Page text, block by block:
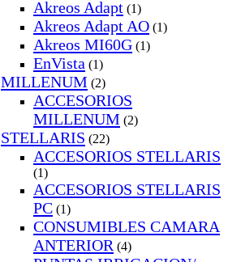
Akreos Adapt (1)
Akreos Adapt AO (1)
Akreos MI60G (1)
EnVista (1)
MILLENUM (2)
ACCESORIOS
MILLENUM (2)
STELLARIS (22)
ACCESORIOS STELLARIS
(1)
ACCESORIOS STELLARIS
PC (1)
CONSUMIBLES CAMARA
ANTERIOR (4)